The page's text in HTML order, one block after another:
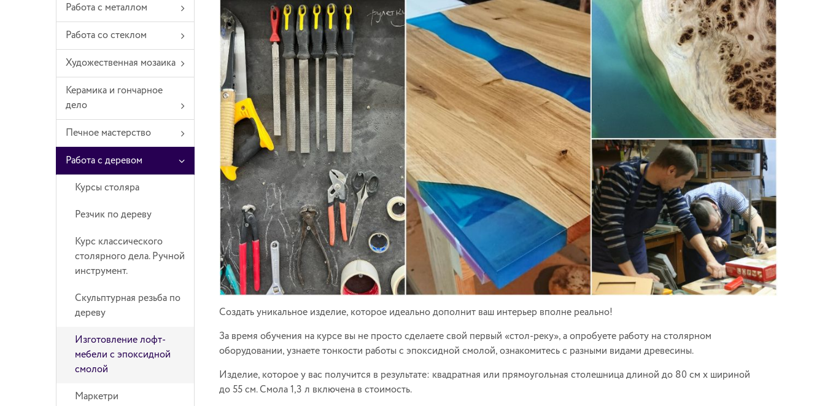
Работа с металлом
Работа со стеклом
Художественная мозаика
Керамика и гончарное
дело
Печное мастерство
Работа с деревом
Курсы столяра
Резчик по дереву
Курс классического
столярного дела. Ручной
инструмент.
Скульптурная резьба по
дереву
Изготовление лофт-
мебели с эпоксидной
смолой
Маркетри
Создать уникальное изделие, которое идеально дополнит ваш интерьер вполне реально!
За время обучения на курсе вы не просто сделаете свой первый «стол-реку», а опробуете работу на столярном
оборудовании, узнаете тонкости работы с эпоксидной смолой, ознакомитесь с разными видами древесины.
Изделие, которое у вас получится в результате: квадратная или прямоугольная столешница длиной до 80 см х шириной
до 55 см. Смола 1,3 л включена в стоимость.